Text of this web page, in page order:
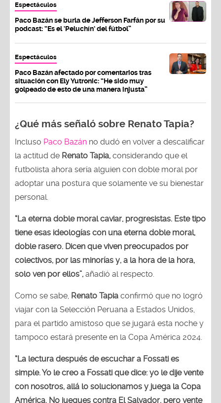
Espectáculos
Paco Bazán se burla de Jefferson Farfán por su
podcast: “Es el ‘Peluchín’ del fútbol”
Espectáculos
Paco Bazán afectado por comentarios tras
situación con Ely Yutronic: “He sido muy
golpeado de esto de una manera injusta”
¿Qué más señaló sobre Renato Tapia?
Incluso Paco Bazán no dudó en volver a descalificar
la actitud de Renato Tapia, considerando que el
futbolista ahora sería alguien con doble moral por
adoptar una postura que solamente ve su bienestar
personal.
“La eterna doble moral caviar, progresistas. Este tipo
tiene esas ideologías con una eterna doble moral,
doble rasero. Dicen que viven preocupados por
colectivos, por las minorías y, a la hora de la hora,
solo ven por ellos”, añadió al respecto.
Como se sabe, Renato Tapia confirmó que no logró
viajar con la Selección Peruana a Estados Unidos,
para el partido amistoso que se jugará esta noche y
tampoco estará presente en la Copa América 2024.
“La lectura después de escuchar a Fossati es
simple. Yo le creo a Fossati que dice: yo le dije vente
con nosotros, allá lo solucionamos y juega la Copa
América. No juegues contra El Salvador, pero vente